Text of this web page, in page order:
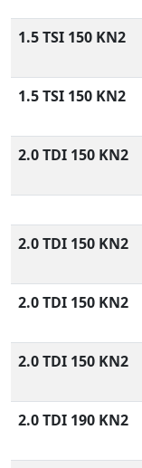
1.5 TSI 150 KN2
1.5 TSI 150 KN2
2.0 TDI 150 KN2
2.0 TDI 150 KN2
2.0 TDI 150 KN2
2.0 TDI 150 KN2
2.0 TDI 190 KN2